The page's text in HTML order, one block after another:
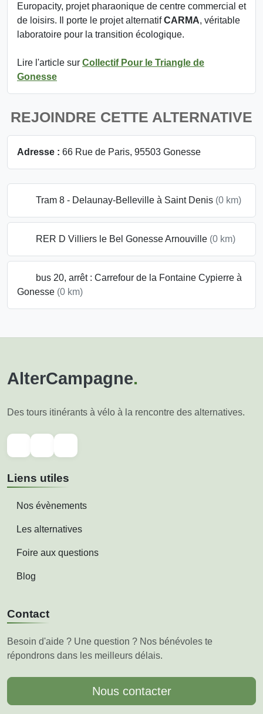
Europacity, projet pharaonique de centre commercial et
de loisirs. Il porte le projet alternatifCARMA, véritable
laboratoire pour la transition écologique.
Lire l'article sur Collectif Pour le Triangle de
Gonesse
REJOINDRE CETTE ALTERNATIVE
Adresse : 66 Rue de Paris, 95503 Gonesse
Tram 8 - Delaunay-Belleville à Saint Denis (0 km)
RER D Villiers le Bel Gonesse Arnouville (0 km)
bus 20, arrêt : Carrefour de la Fontaine Cypierre à
Gonesse (0 km)
AlterCampagne.
Des tours itinérants à vélo à la rencontre des alternatives.
Liens utiles
Nos évènements
Les alternatives
Foire aux questions
Blog
Contact
Besoin d'aide ? Une question ? Nos bénévoles te
répondrons dans les meilleurs délais.
Nous contacter